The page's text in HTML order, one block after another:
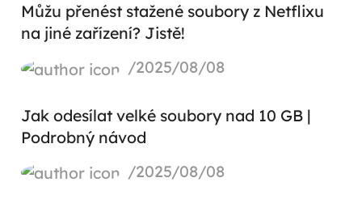
Můžu přenést stažené soubory z Netflixu
na jiné zařízení? Jistě!
/2025/08/08
Jak odesílat velké soubory nad 10 GB |
Podrobný návod
/2025/08/08